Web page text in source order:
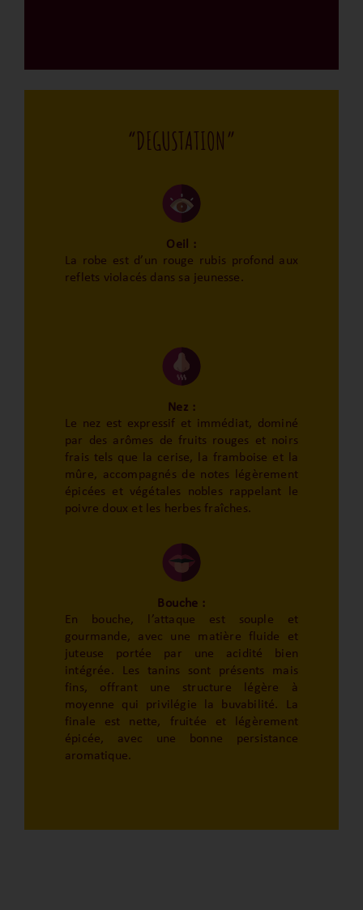
“DEGUSTATION”
Oeil :
La robe est d’un rouge rubis profond aux
reflets violacés dans sa jeunesse.
Nez :
Le nez est expressif et immédiat, dominé
par des arômes de fruits rouges et noirs
frais tels que la cerise, la framboise et la
mûre, accompagnés de notes légèrement
épicées et végétales nobles rappelant le
poivre doux et les herbes fraîches.
Bouche :
En bouche, l’attaque est souple et
gourmande, avec une matière fluide et
juteuse portée par une acidité bien
intégrée. Les tanins sont présents mais
fins, offrant une structure légère à
moyenne qui privilégie la buvabilité. La
finale est nette, fruitée et légèrement
épicée, avec une bonne persistance
aromatique.